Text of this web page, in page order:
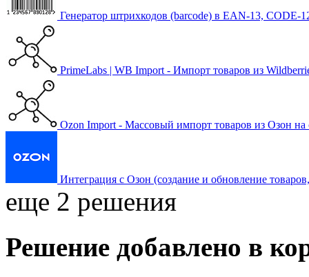
Генератор штрихкодов (barcode) в EAN-13, CODE-
PrimeLabs | WB Import - Импорт товаров из
Ozon Import - Массовый импорт товаров из Озон на
Интеграция с Озон (создание и обновление
еще 2 решения
Решение добавлено в